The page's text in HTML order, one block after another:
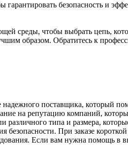
безопасность и
среды, чтобы выбрать цепь,
образом. Обратитесь к
поставщика, который
на репутацию компаний,
типа и размера,
При заказе
Если вам нужна помощь в